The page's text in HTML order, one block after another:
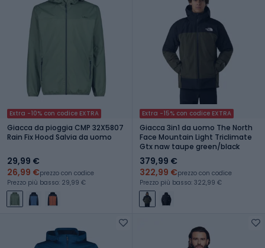
Extra -10% con codice EXTRA
Giacca da pioggia CMP 32X5807
Rain Fix Hood Salvia da uomo
29,99 €
26,99 €prezzo con codice
Prezzo più basso: 29,99 €
Extra -15% con codice EXTRA
Giacca 3in1 da uomo The North
Face Mountain Light Triclimate
Gtx naw taupe green/black
379,99 €
322,99 €prezzo con codice
Prezzo più basso: 322,99 €